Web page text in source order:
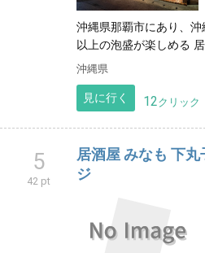
沖縄県那覇市にあり、
以上の泡盛が楽しめる 居
沖縄県
見に行く 12クリック
5
42 pt
居酒屋 みなも 下
ジ